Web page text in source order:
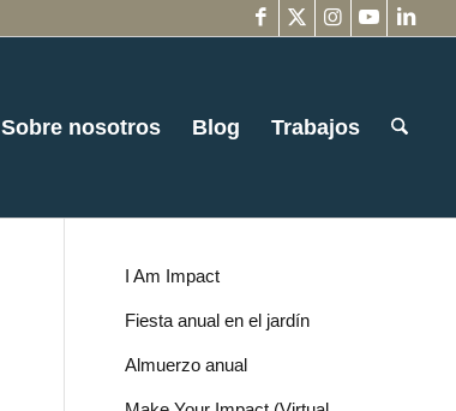
Sobre nosotros Blog Trabajos
I Am Impact
Fiesta anual en el jardín
Almuerzo anual